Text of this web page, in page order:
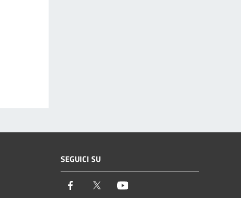
SEGUICI SU
Facebook Twitter